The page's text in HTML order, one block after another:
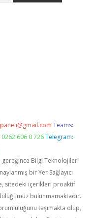
Teams:
606 0 726 Telegram:
gereğince Bilgi Teknolojileri
bir Yer Sağlayıcı
sitedeki içerikleri proaktif
bulunmamaktadır.
taşımakta olup,